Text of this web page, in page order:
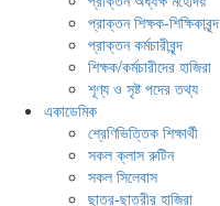
প্রাক্তন শিক্ষক-শিক্ষিকাবৃন্দ
প্রাক্তন কর্মচারীবৃন্দ
শিক্ষক/কর্মচারীদের হাজিরা
শূণ্য ও সৃষ্ট পদের তথ্য
একাডেমিক
শ্রেণিভিত্তিক শিক্ষার্থী
সকল ক্লাস রুটিন
সকল সিলেবাস
ছাত্র-ছাত্রীর হাজিরা